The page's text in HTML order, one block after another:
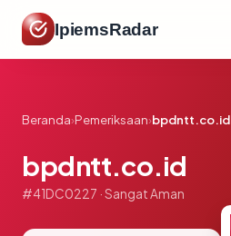
IpiemsRadar
Beranda›Pemeriksaan›bpdntt.co.id
bpdntt.co.id
#41DC0227 · Sangat Aman